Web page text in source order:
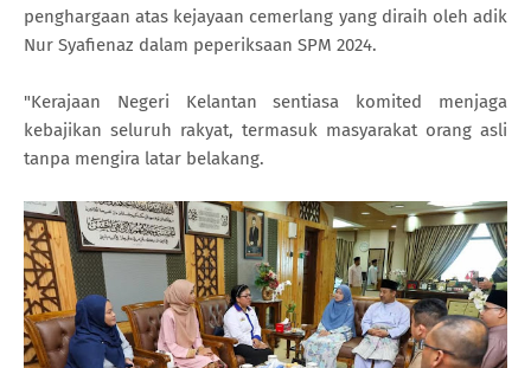
penghargaan atas kejayaan cemerlang yang diraih oleh adik
Nur Syafienaz dalam peperiksaan SPM 2024.
"Kerajaan Negeri Kelantan sentiasa komited menjaga
kebajikan seluruh rakyat, termasuk masyarakat orang asli
tanpa mengira latar belakang.